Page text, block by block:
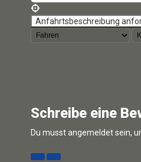
Schreibe eine
Du musstangemeldet sein,